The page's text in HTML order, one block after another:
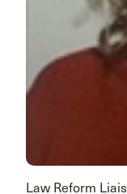
Law Reform